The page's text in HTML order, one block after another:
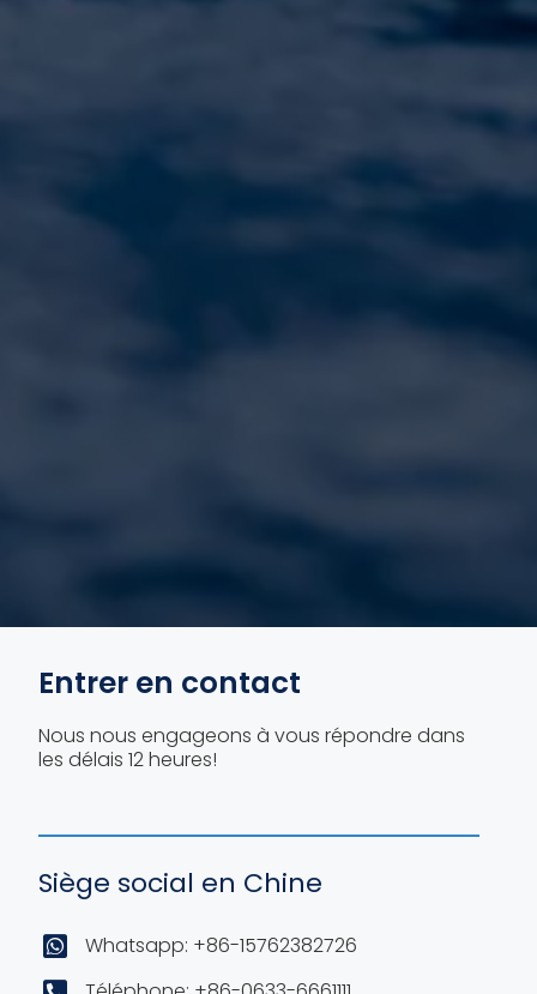
Entrer en contact
Nous nous engageons à vous répondre dans
les délais 12 heures!
Siège social en Chine
Whatsapp: +86-15762382726